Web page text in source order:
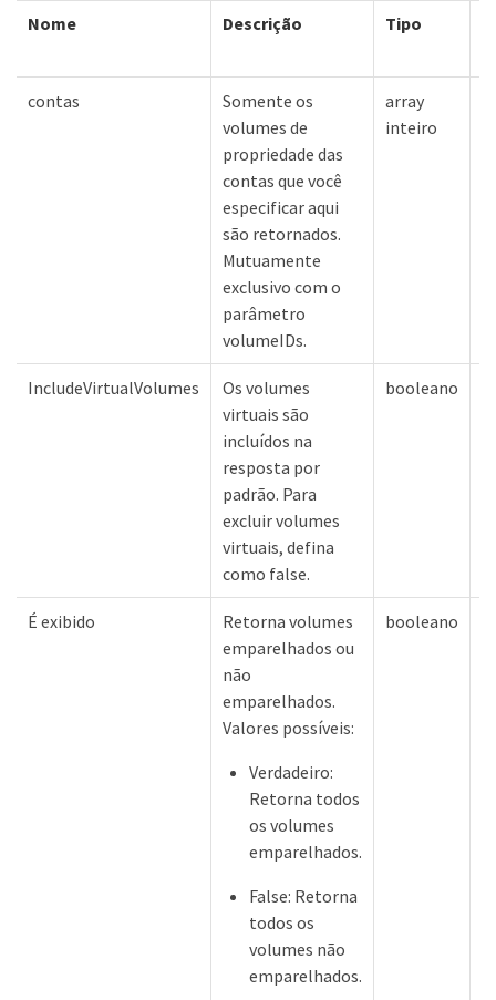
Nome Descrição Tipo
contas
Somente os
volumes de
propriedade das
contas que você
especificar aqui
são retornados.
Mutuamente
exclusivo com o
parâmetro
volumeIDs.
array
inteiro
IncludeVirtualVolumes
Os volumes
virtuais são
incluídos na
resposta por
padrão. Para
excluir volumes
virtuais, defina
como false.
booleano
É exibido
Retorna volumes
emparelhados ou
não
emparelhados.
Valores possíveis:
Verdadeiro:
Retorna todos
os volumes
emparelhados.
False: Retorna
todos os
volumes não
emparelhados.
booleano